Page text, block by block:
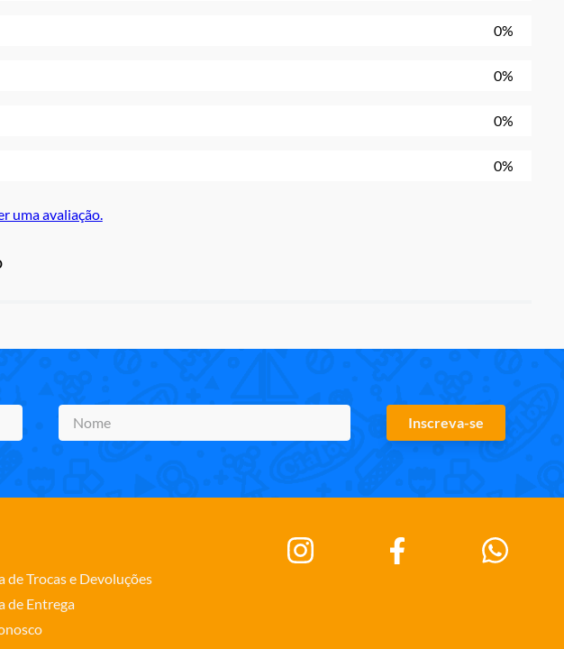
0%
0%
0%
0%
uma avaliação.
Inscreva-se
de Trocas e Devoluções
de Entrega